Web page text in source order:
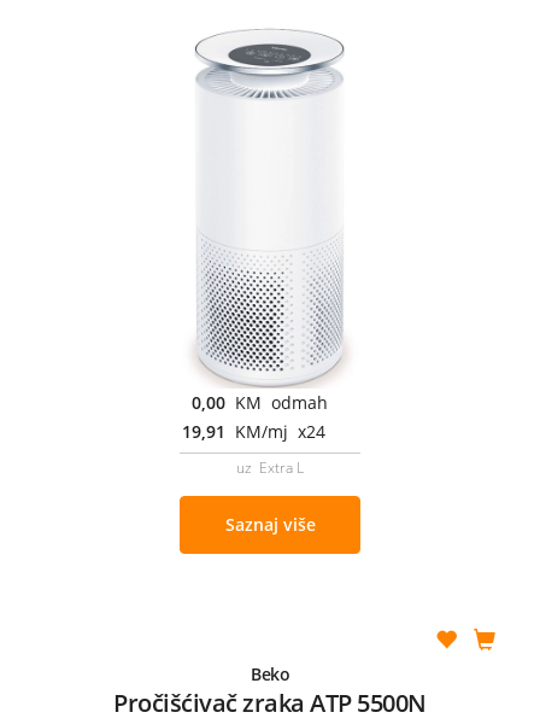
0,00 KM odmah
19,91 KM/mj x24
uz Extra L
Saznaj više
Beko
Pročišćivač zraka ATP 5500N